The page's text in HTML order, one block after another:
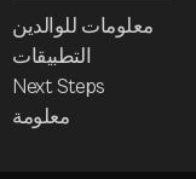
معلومات للوالدين
التطبيقات
Next Steps
معلومة